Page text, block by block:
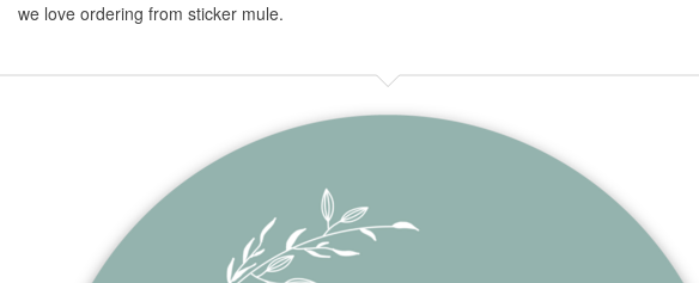
we love ordering from sticker mule.